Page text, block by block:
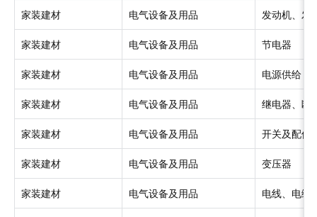
家装建材 电气设备及用品 发动机、发
家装建材 电气设备及用品 节电器
家装建材 电气设备及用品 电源供给
家装建材 电气设备及用品 继电器、断
家装建材 电气设备及用品 开关及配件
家装建材 电气设备及用品 变压器
家装建材 电气设备及用品 电线、电缆